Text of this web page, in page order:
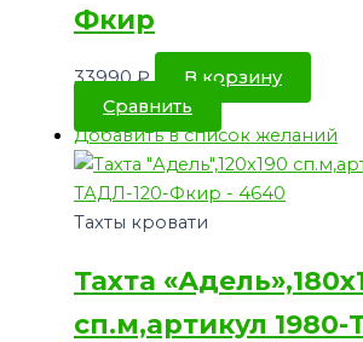
Фкир
33990₽
В корзину
Сравнить
Добавить в список желаний
Тахты кровати
Тахта
сп.м,артикул 1980-